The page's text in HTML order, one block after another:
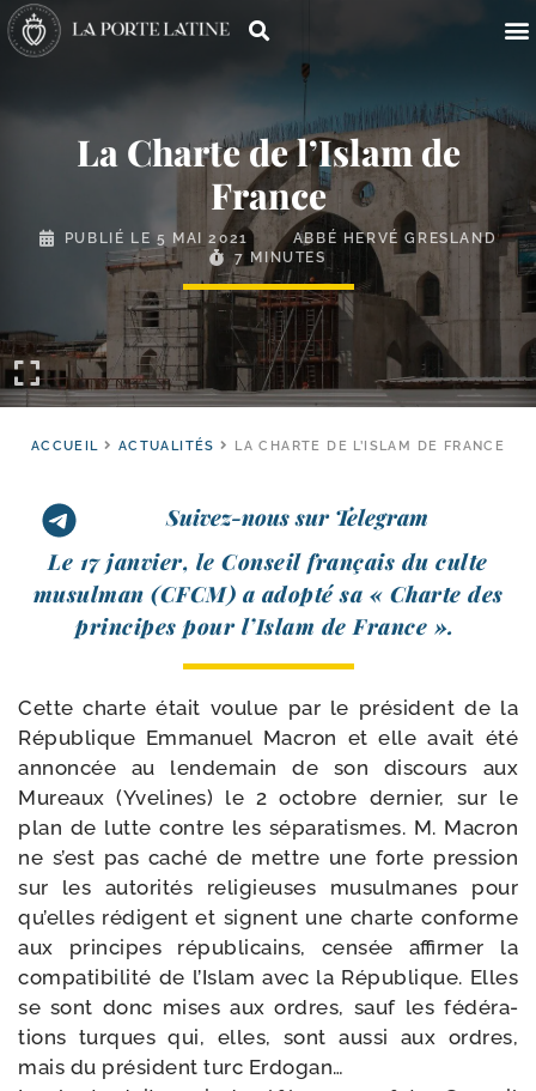
La Charte de l’Islam de
France
PUBLIÉ LE 5 MAI 2021
ABBÉ HERVÉ GRESLAND
7 MINUTES
ACCUEIL ACTUALITÉS LA CHARTE DE L’ISLAM DE FRANCE
Suivez-nous sur Telegram
Le 17 jan­vier, le Conseil fran­çais du culte
musul­man (CFCM) a adop­té sa « Charte des
prin­cipes pour l’Islam de France ».
Cette charte était vou­lue par le pré­sident de la
République Emmanuel Macron et elle avait été
annon­cée au len­de­main de son dis­cours aux
Mureaux (Yvelines) le 2 octobre der­nier, sur le
plan de lutte contre les sépa­ra­tismes. M. Macron
ne s’est pas caché de mettre une forte pres­sion
sur les auto­ri­tés reli­gieuses musul­manes pour
qu’elles rédigent et signent une charte conforme
aux prin­cipes répu­bli­cains, cen­sée affir­mer la
com­pa­ti­bi­li­té de l’Islam avec la République. Elles
se sont donc mises aux ordres, sauf les fédé­ra­
tions turques qui, elles, sont aus­si aux ordres,
mais du pré­sident turc Erdogan…